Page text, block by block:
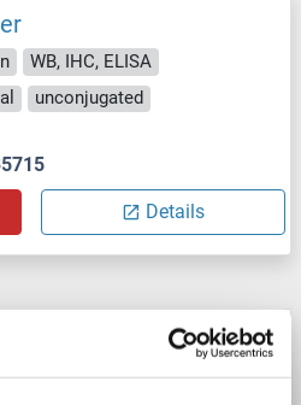
WB, IHC, ELISA
unconjugated
Details
Maus, Ratte
WB, IHC, ELISA